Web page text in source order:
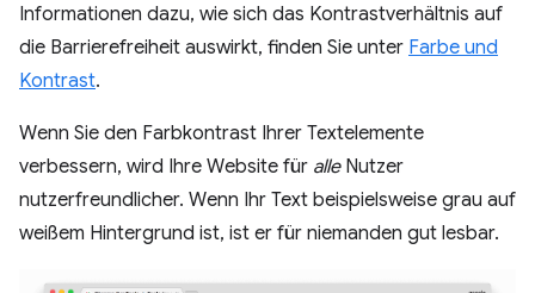
Informationen dazu, wie sich das Kontrastverhältnis auf
die Barrierefreiheit auswirkt, finden Sie unter Farbe und
Kontrast.
Wenn Sie den Farbkontrast Ihrer Textelemente
verbessern, wird Ihre Website für alleNutzer
nutzerfreundlicher. Wenn Ihr Text beispielsweise grau auf
weißem Hintergrund ist, ist er für niemanden gut lesbar.